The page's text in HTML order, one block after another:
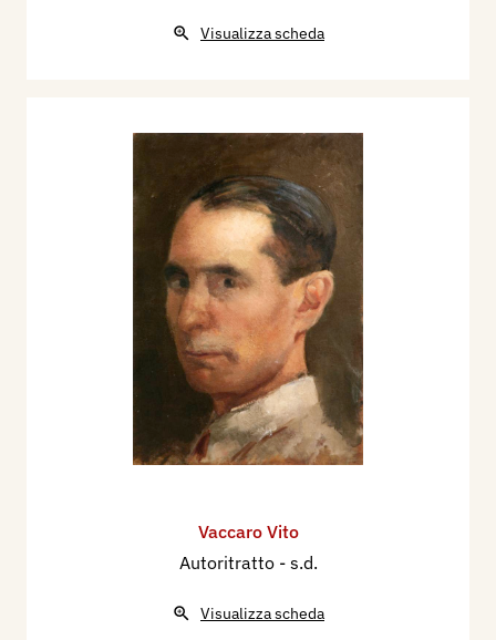
Visualizza scheda
Vaccaro Vito
Autoritratto - s.d.
Visualizza scheda